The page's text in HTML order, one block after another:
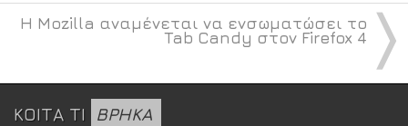
〉
Η Mozilla αναμένεται να ενσωματώσει το
Tab Candy στον Firefox 4
ΚΟΙΤΑ ΤΙ ΒΡΗΚΑ